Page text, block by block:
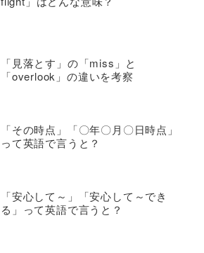
「見落とす」の「miss」と
「overlook」の違いを考察
「その時点」「〇年〇月〇日時点」
って英語で言うと？
「安心して～」「安心して～でき
る」って英語で言うと？